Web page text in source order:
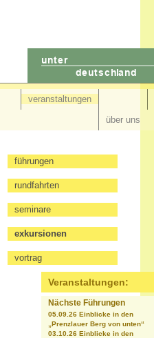
veranstaltungen
über uns
führungen
rundfahrten
seminare
exkursionen
vortrag
Veranstaltungen:
Nächste Führungen
05.09.26 Einblicke in den
„Prenzlauer Berg von unten“
03.10.26 Einblicke in den